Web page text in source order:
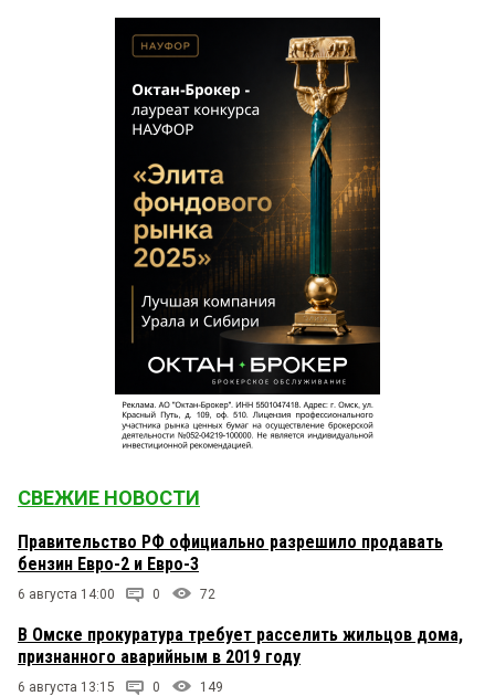
СВЕЖИЕ НОВОСТИ
Правительство РФ официально разрешило продавать
бензин Евро-2 и Евро-3
6 августа 14:00 0 72
В Омске прокуратура требует расселить жильцов дома,
признанного аварийным в 2019 году
6 августа 13:15 0 149